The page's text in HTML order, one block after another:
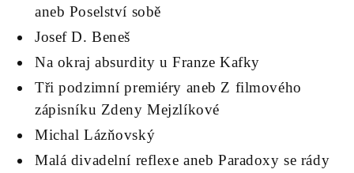
aneb Poselství sobě
Josef D. Beneš
Na okraj absurdity u Franze Kafky
Tři podzimní premiéry aneb Z filmového
zápisníku Zdeny Mejzlíkové
Michal Lázňovský
Malá divadelní reflexe aneb Paradoxy se rády